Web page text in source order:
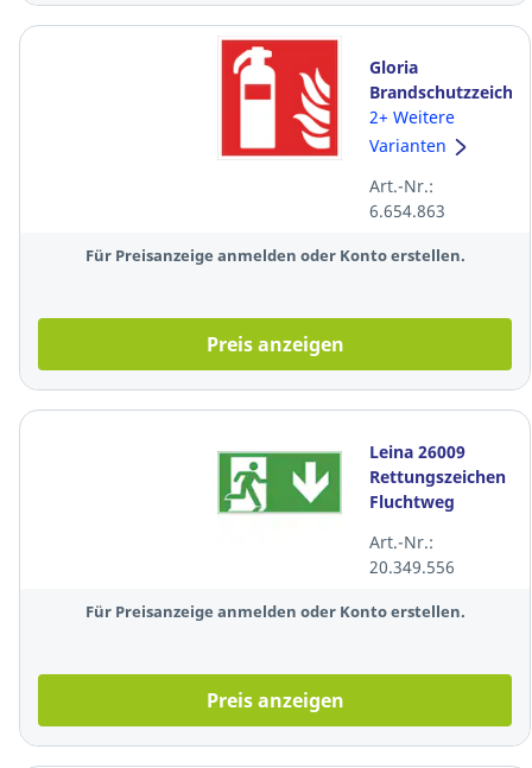
Gloria
Brandschutzzeichen
Feuerlöscher,
lang
15 x 15cm,
rot/weiß
2+ Weitere
Varianten
Art.-Nr.:
6.654.863
Für Preisanzeige anmelden oder Konto erstellen.
Preis anzeigen
Leina 26009
Rettungszeichen
Fluchtweg
nach unten)
Art.-Nr.:
20.349.556
Für Preisanzeige anmelden oder Konto erstellen.
Preis anzeigen